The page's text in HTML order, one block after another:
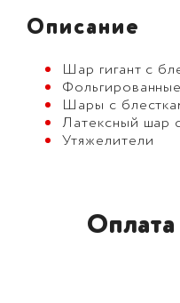
Описание
Шар гигант с
Шары с
Латексный шар
Утяжелители
Оплата